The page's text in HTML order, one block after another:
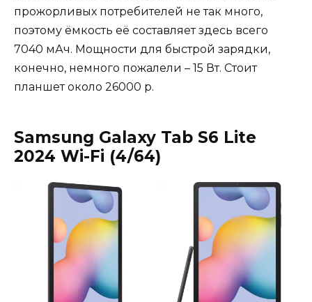
прожорливых потребителей не так много,
поэтому ёмкость её составляет здесь всего
7040 мАч. Мощности для быстрой зарядки,
конечно, немного пожалели – 15 Вт. Стоит
планшет около 26000 р.
Samsung Galaxy Tab S6 Lite
2024 Wi-Fi (4/64)